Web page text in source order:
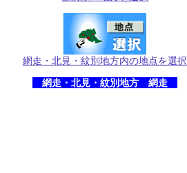
網走・北見・紋別地方内の地点を選択
網走・北見・紋別地方 網走